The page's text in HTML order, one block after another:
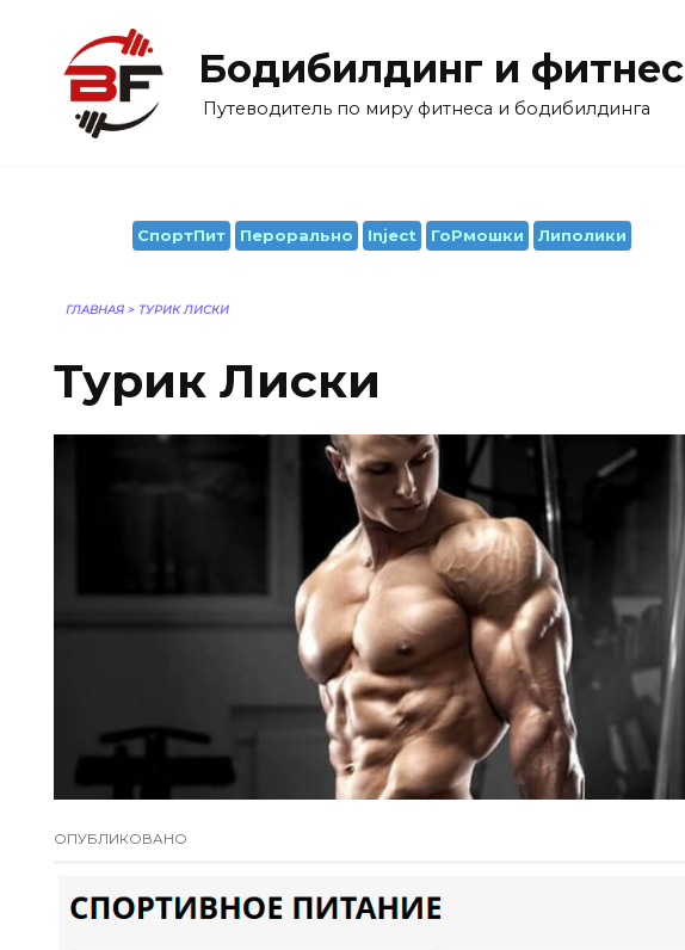
содержанию
Бодибилдинг и фитнес
Путеводитель по миру фитнеса и бодибилдинга
СпортПит Перорально Inject ГоРмошки Липолики
ГЛАВНАЯ > ТУРИК ЛИСКИ
Турик Лиски
ОПУБЛИКОВАНО